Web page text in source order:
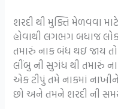
શરદી થી મુક્તિ મેળવવા
હોવાથી લગભગ બધાજ
તમારું નાક બંધ થઇ જાય
લીંબુ ની સુગંધ થી તમારું
એક ટીપું તમે નાકમાં
છો અને તમને શરદી ની